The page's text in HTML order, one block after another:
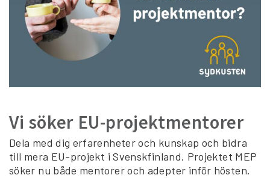
Vi söker EU-projektmentorer
Dela med dig erfarenheter och kunskap och bidra
till mera EU-projekt i Svenskfinland. Projektet MEP
söker nu både mentorer och adepter inför hösten.